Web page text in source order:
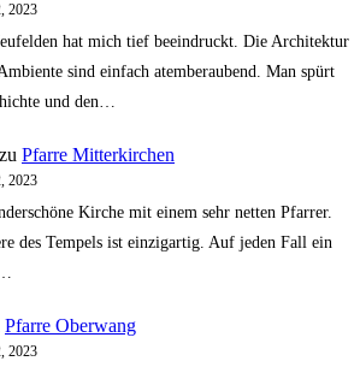
2023
hat mich tief beeindruckt. Die Architektur
sind einfach atemberaubend. Man spürt
und den…
zu Pfarre Mitterkirchen
2023
Kirche mit einem sehr netten Pfarrer.
des Tempels ist einzigartig. Auf jeden Fall ein
Pfarre Oberwang
2023